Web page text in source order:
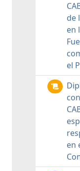
de
en
el
en